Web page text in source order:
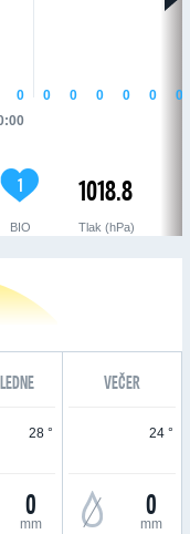
0 0 0 0 0 0 0
1
BIO
1018.8
Tlak (hPa)
VEČER
28 °
0
mm
24 °
0
mm